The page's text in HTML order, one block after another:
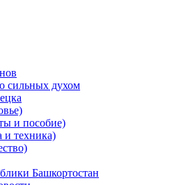
сильных духом
и пособие)
и техника)
Башкортостан